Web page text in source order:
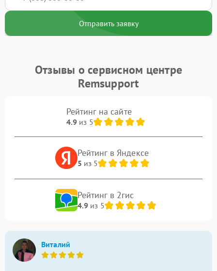
Отправить заявку
Отзывы о сервисном центре
Remsupport
Рейтинг на сайте
4.9из 5
Рейтинг в Яндексе
5 из 5
Рейтинг в 2гис
4.9из 5
Виталий